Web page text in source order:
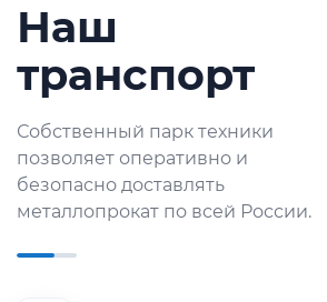
Наш
транспорт
Собственный парк техники
позволяет оперативно и
безопасно доставлять
металлопрокат по всей России.
Оперативная доставка
небольших партий
металлопроката по городу и
области.